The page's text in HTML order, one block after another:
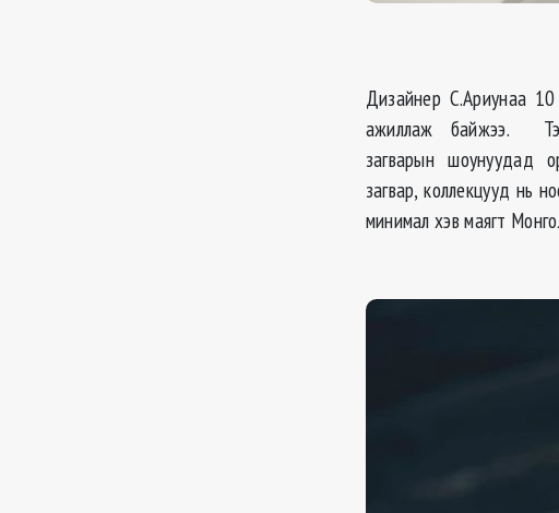
Дизайнер С.Ариунаа
ажиллаж байжээ.
загварын шоунуудад
загвар, коллекцууд нь
минимал хэв маягт